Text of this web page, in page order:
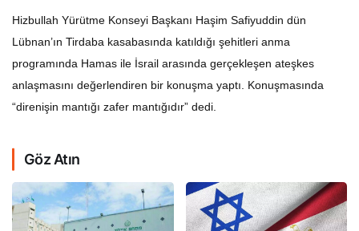
Hizbullah Yürütme Konseyi Başkanı Haşim Safiyuddin dün
Lübnan’ın Tirdaba kasabasında katıldığı şehitleri anma
programında Hamas ile İsrail arasında gerçekleşen ateşkes
anlaşmasını değerlendiren bir konuşma yaptı. Konuşmasında
“direnişin mantığı zafer mantığıdır” dedi.
Göz Atın